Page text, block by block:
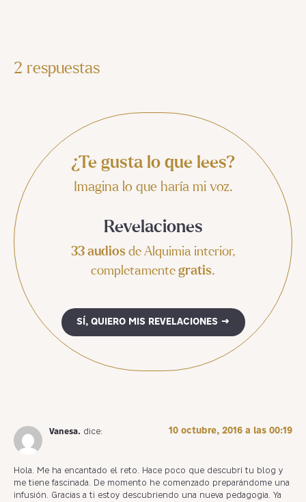
2 respuestas
¿Te gusta lo que lees?
Imagina lo que haría mi voz.
Revelaciones
33 audiosde Alquimia interior,
completamente gratis.
SÍ, QUIERO MIS REVELACIONES →
Vanesa. dice: 10 octubre, 2016 a las 00:19
Hola. Me ha encantado el reto. Hace poco que descubrí tu blog y
me tiene fascinada. De momento he comenzado preparándome una
infusión. Gracias a ti estoy descubriendo una nueva pedagogia. Ya